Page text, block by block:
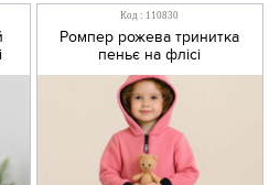
Код : 110830
Ромпер рожева тринитка
пеньє на флісі